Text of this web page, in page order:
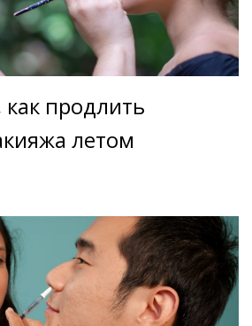
продлить
летом